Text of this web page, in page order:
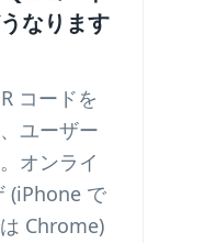
なります
コードを
ユーザー
オンライ
(iPhone で
Chrome)